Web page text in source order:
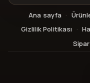
Ana sayfa ·
Gizlilik Politikası
·